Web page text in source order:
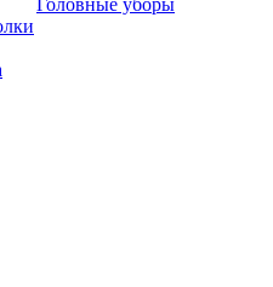
Головные уборы